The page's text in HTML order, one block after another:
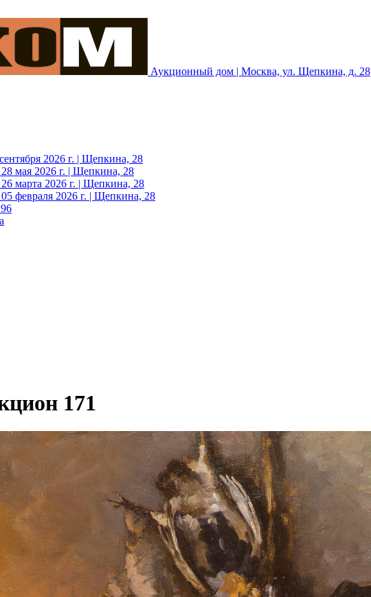
Аукционный дом | Москва, ул. Щепкина, д. 28
2026 г. | Щепкина, 28
мая 2026 г. | Щепкина, 28
марта 2026 г. | Щепкина, 28
февраля 2026 г. | Щепкина, 28
171